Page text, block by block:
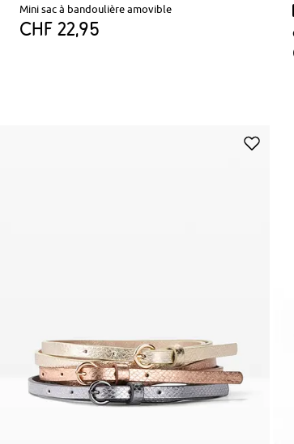
Mini sac à bandoulière amovible
CHF 22,95